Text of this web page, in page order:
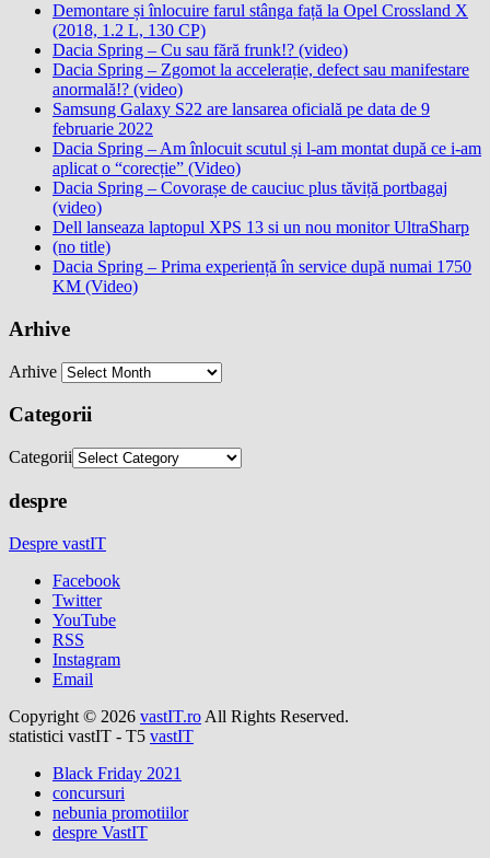
Demontare și înlocuire farul stânga față la Opel Crossland X
(2018, 1.2 L, 130 CP)
Dacia Spring – Cu sau fără frunk!? (video)
Dacia Spring – Zgomot la accelerație, defect sau manifestare
anormală!? (video)
Samsung Galaxy S22 are lansarea oficială pe data de 9
februarie 2022
Dacia Spring – Am înlocuit scutul și l-am montat după ce i-am
aplicat o “corecție” (Video)
Dacia Spring – Covorașe de cauciuc plus tăviță portbagaj
(video)
Dell lanseaza laptopul XPS 13 si un nou monitor UltraSharp
(no title)
Dacia Spring – Prima experiență în service după numai 1750
KM (Video)
Arhive
Arhive
Categorii
Categorii
despre
Despre vastIT
Facebook
Twitter
YouTube
RSS
Instagram
Email
Copyright © 2026 vastIT.ro All Rights Reserved.
statistici vastIT - T5 vastIT
Black Friday 2021
concursuri
nebunia promotiilor
despre VastIT